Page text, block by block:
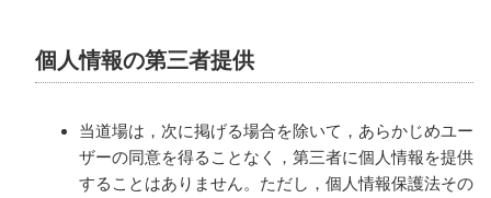
個人情報の第三者提供
当道場は，次に掲げる場合を除いて，あらかじめユー
ザーの同意を得ることなく，第三者に個人情報を提供
することはありません。ただし，個人情報保護法その